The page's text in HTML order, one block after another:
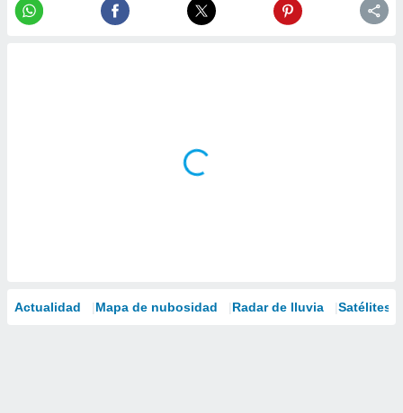
Actualidad Mapa de nubosidad Radar de lluvia Satélites